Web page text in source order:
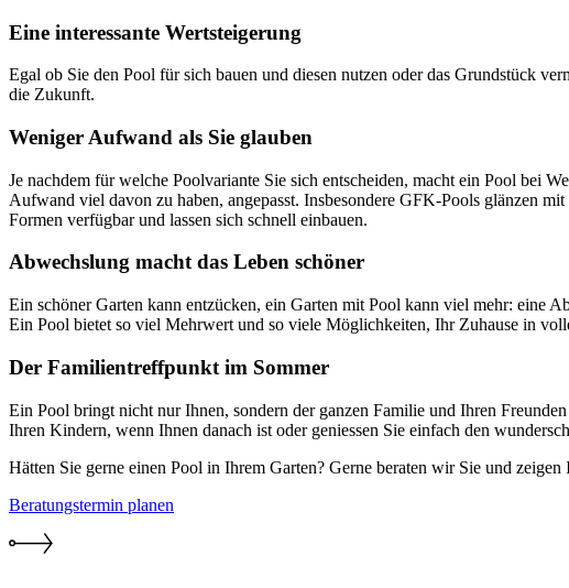
Eine interessante Wertsteigerung
Egal ob Sie den Pool für sich bauen und diesen nutzen oder das Grundstück
die Zukunft.
Weniger Aufwand als Sie glauben
Je nachdem für welche Poolvariante Sie sich entscheiden, macht ein Pool bei
Aufwand viel davon zu haben, angepasst. Insbesondere GFK-Pools glänzen
Formen verfügbar und lassen sich schnell einbauen.
Abwechslung macht das Leben schöner
Ein schöner Garten kann entzücken, ein Garten mit Pool kann viel mehr: eine
Ein Pool bietet so viel Mehrwert und so viele Möglichkeiten, Ihr Zuhause in
Der Familientreffpunkt im Sommer
Ein Pool bringt nicht nur Ihnen, sondern der ganzen Familie und Ihren
Ihren Kindern, wenn Ihnen danach ist oder geniessen Sie einfach den
Hätten Sie gerne einen Pool in Ihrem Garten? Gerne beraten wir Sie und
Beratungstermin planen